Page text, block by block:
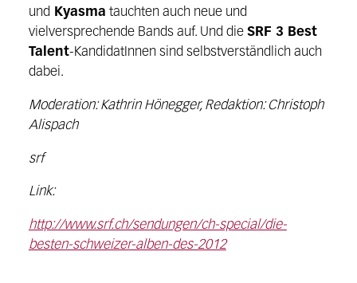
und Kyasma tauchten auch neue und
vielversprechende Bands auf. Und die SRF 3 Best
Talent-KandidatInnen sind selbstverständlich auch
dabei.
Moderation: Kathrin Hönegger, Redaktion: Christoph
Alispach
srf
Link:
http://www.srf.ch/sendungen/ch-special/die-
besten-schweizer-alben-des-2012